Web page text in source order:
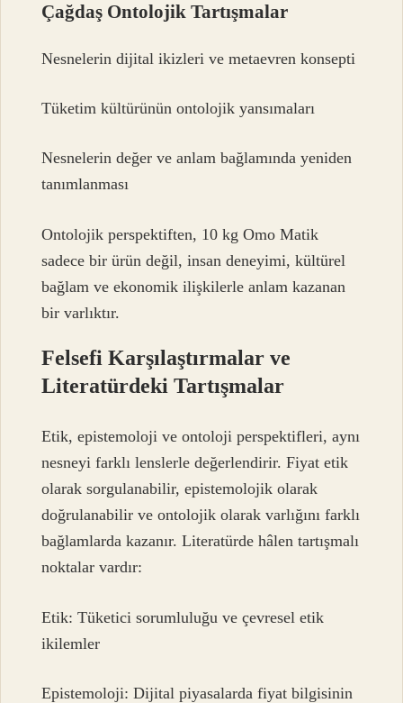
Çağdaş Ontolojik Tartışmalar
Nesnelerin dijital ikizleri ve metaevren konsepti
Tüketim kültürünün ontolojik yansımaları
Nesnelerin değer ve anlam bağlamında yeniden
tanımlanması
Ontolojik perspektiften, 10 kg Omo Matik
sadece bir ürün değil, insan deneyimi, kültürel
bağlam ve ekonomik ilişkilerle anlam kazanan
bir varlıktır.
Felsefi Karşılaştırmalar ve
Literatürdeki Tartışmalar
Etik, epistemoloji ve ontoloji perspektifleri, aynı
nesneyi farklı lenslerle değerlendirir. Fiyat etik
olarak sorgulanabilir, epistemolojik olarak
doğrulanabilir ve ontolojik olarak varlığını farklı
bağlamlarda kazanır. Literatürde hâlen tartışmalı
noktalar vardır:
Etik: Tüketici sorumluluğu ve çevresel etik
ikilemler
Epistemoloji: Dijital piyasalarda fiyat bilgisinin